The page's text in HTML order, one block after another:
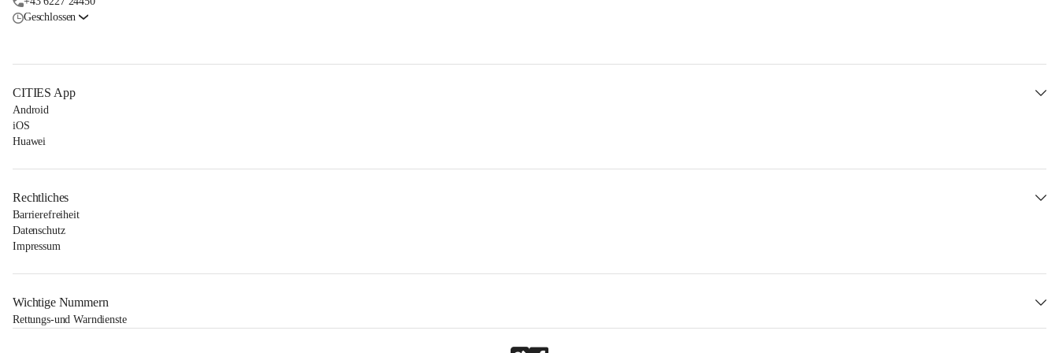
Geschlossen
CITIES App
Android
iOS
Huawei
Rechtliches
Barrierefreiheit
Datenschutz
Impressum
Wichtige Nummern
Rettungs-und Warndienste